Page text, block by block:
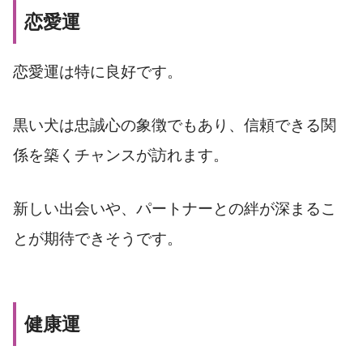
恋愛運
恋愛運は特に良好です。
黒い犬は忠誠心の象徴でもあり、信頼できる関
係を築くチャンスが訪れます。
新しい出会いや、パートナーとの絆が深まるこ
とが期待できそうです。
健康運